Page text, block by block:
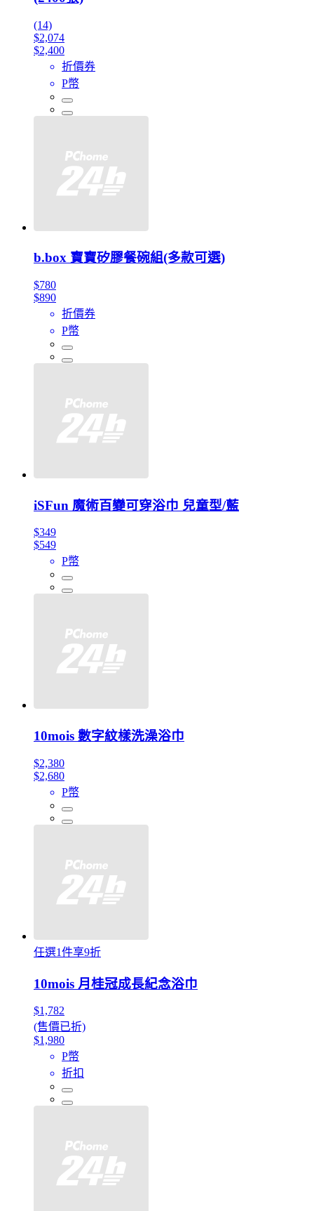
(14)
$2,074
$2,400
折價券
P幣
b.box 寶寶矽膠餐碗組(多款可選)
$780
$890
折價券
P幣
iSFun 魔術百變可穿浴巾 兒童型/藍
$349
$549
P幣
10mois 數字紋樣洗澡浴巾
$2,380
$2,680
P幣
任選1件享9折
10mois 月桂冠成長紀念浴巾
$1,782
(售價已折)
$1,980
P幣
折扣